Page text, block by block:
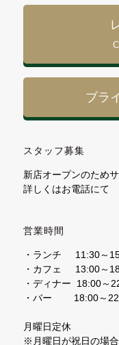
ブラ
スタッフ募集
新店オープンのため
詳しくはお電話にて
営業時間
・ランチ 11:30～
・カフェ 13:00～
・ディナー 18:00～
・バー 18:00～
月曜日定休
※月曜日が祝日の場